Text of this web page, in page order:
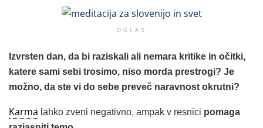
OGLAS
Izvrsten dan, da bi raziskali ali nemara kritike in očitki,
katere sami sebi trosimo, niso morda prestrogi? Je
možno, da ste vi do sebe preveč naravnost okrutni?
Karma lahko zveni negativno, ampak v resnici pomaga